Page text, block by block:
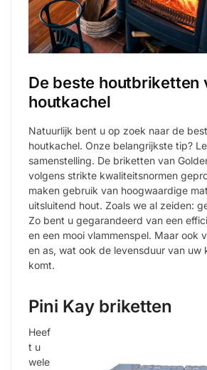
De beste houtbriketten
houtkachel
Natuurlijk bent u op zoek naar de
houtkachel. Onze belangrijkste tip?
samenstelling. De briketten van
volgens strikte kwaliteitsnormen
maken gebruik van hoogwaardige
uitsluitend hout. Zoals we al zeiden:
Zo bent u gegarandeerd van een
en een mooi vlammenspel. Maar ook
en as, wat ook de levensduur van uw
komt.
Pini Kay briketten
Heef
t u
wele